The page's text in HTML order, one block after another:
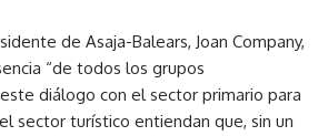
de Asaja-Balears, Joan Company,
“de todos los grupos
diálogo con el sector primario para
sector turístico entiendan que, sin un